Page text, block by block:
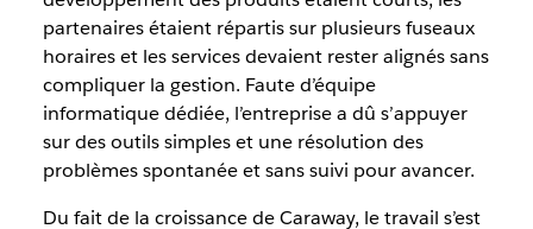
partenaires étaient répartis sur plusieurs fuseaux
horaires et les services devaient rester alignés sans
compliquer la gestion. Faute d’équipe
informatique dédiée, l’entreprise a dû s’appuyer
sur des outils simples et une résolution des
problèmes spontanée et sans suivi pour avancer.
Du fait de la croissance de Caraway, le travail s’est